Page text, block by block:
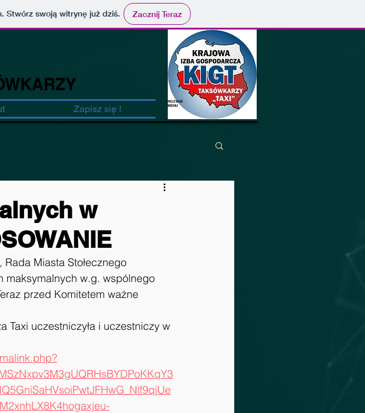
. Stwórz swoją witrynę już dziś. Zacznij Teraz
Zapisz się !
ROZWIŃ
MENU
w
Miasta Stołecznego
maksymalnych w.g. wspólnego
przed Komitetem ważne
Taxi uczestniczyła i uczestniczy w